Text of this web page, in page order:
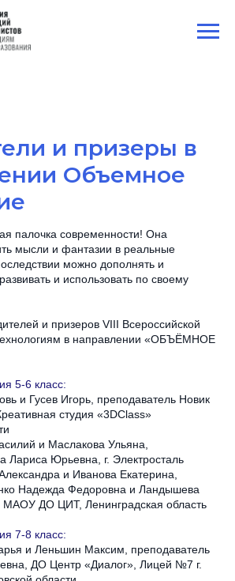
и призеры в
Объемное
палочка современности! Она
мысли и фантазии в реальные
можно дополнять и
и использовать по своему
и призеров VIII Всероссийской
в направлении «ОБЪЁМНОЕ
5-6 класс:
и Гусев Игорь, преподаватель Новик
студия «3DClass»
и Маслакова Ульяна,
Лариса Юрьевна, г. Электросталь
и Иванова Екатерина,
Надежда Федоровна и Ландышева
ДО ЦИТ, Ленинградская область
7-8 класс:
и Леньшин Максим, преподаватель
ДО Центр «Диалог», Лицей №7 г.